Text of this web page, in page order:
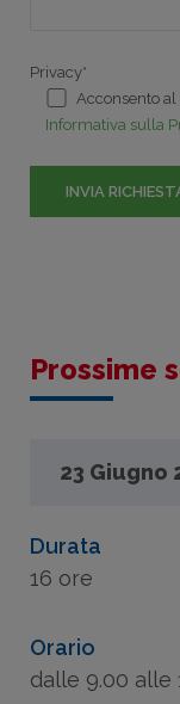
Privacy*
Acconsento
Informativa sulla
Prossime
23 Giugno
Date e orari:
13.00/14.00)
Durata
16 ore
Orario
dalle 9.00 alle